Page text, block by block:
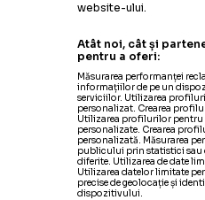
website-ului.
Atât noi, cât și
pentru a oferi:
Măsurarea performanței
informațiilor de pe un
serviciilor. Utilizarea
personalizat. Crearea
Utilizarea profilurilor pentru
personalizate. Crearea
personalizată. Măsurarea
publicului prin statistici sau
diferite. Utilizarea de date
Utilizarea datelor limitate
precise de geolocație și
dispozitivului.